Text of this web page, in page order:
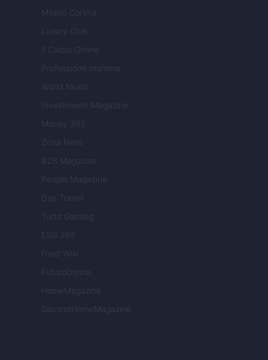
Milano Cortina
Luxury Club
Il Calcio Online
Professione mamma
World Music
Investimenti Magazine
Money 365
Zona Nerd
B2B Magazine
People Magazine
Day Travel
Tutto Gaming
ESG 365
Food Wiki
FuturoDonna
HomeMagazine
SecondHomeMagazine